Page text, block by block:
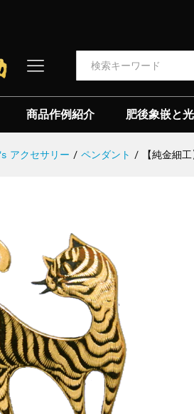
全て
商品作例紹介 肥後象嵌と
アクセサリー / ペンダント / 【純金細